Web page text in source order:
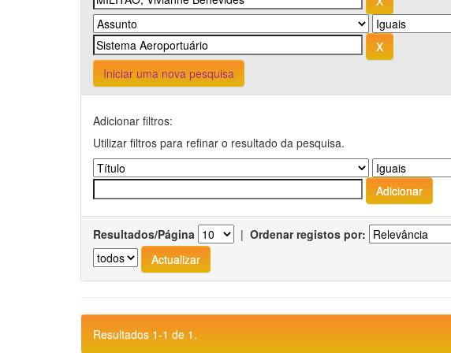
Iniciar uma nova pesquisa
Adicionar filtros:
Utilizar filtros para refinar o resultado da pesquisa.
Resultados/Página | Ordenar registos por:
Resultados 1-1 de 1.